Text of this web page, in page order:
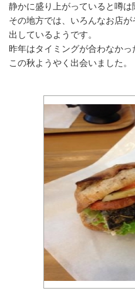
静かに盛り上がっていると噂は
その地方では、いろんなお店
出しているようです。
昨年はタイミングが合わなかっ
この秋ようやく出会いました。